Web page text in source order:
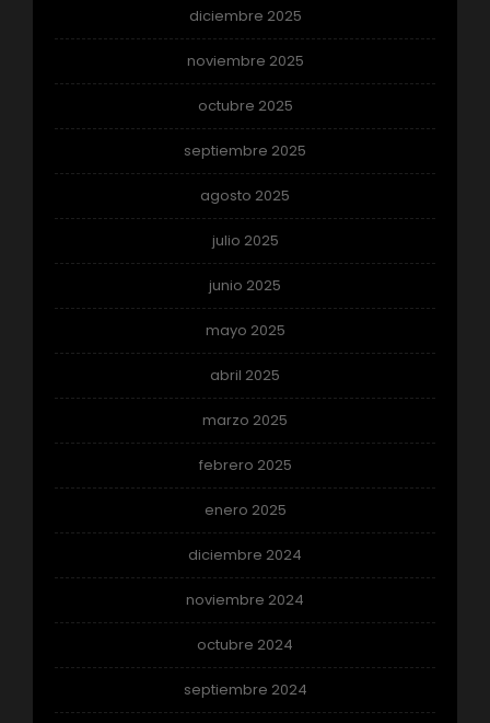
diciembre 2025
noviembre 2025
octubre 2025
septiembre 2025
agosto 2025
julio 2025
junio 2025
mayo 2025
abril 2025
marzo 2025
febrero 2025
enero 2025
diciembre 2024
noviembre 2024
octubre 2024
septiembre 2024